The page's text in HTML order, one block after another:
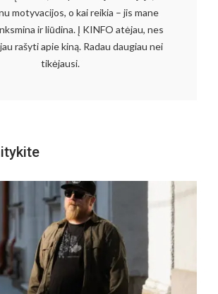
motyvacijos, o kai reikia – jis mane
ir liūdina. Į KINFO atėjau, nes
rašyti apie kiną. Radau daugiau nei
tikėjausi.